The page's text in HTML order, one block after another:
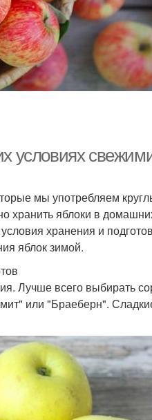
условиях
мы употребляем
хранить яблоки в
хранения и
яблок зимой.
Лучше всего выбирать
или "Браеберн".